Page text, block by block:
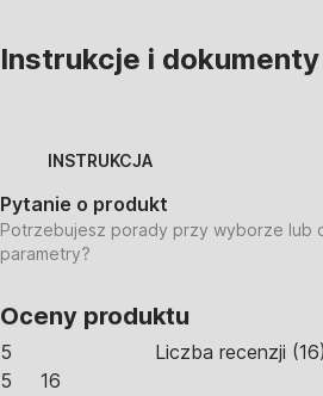
Instrukcje i dokumenty
INSTRUKCJA
Pytanie o produkt
Potrzebujesz porady przy wyborze lub
parametry?
Oceny produktu
5 Liczba recenzji (16)
5
16